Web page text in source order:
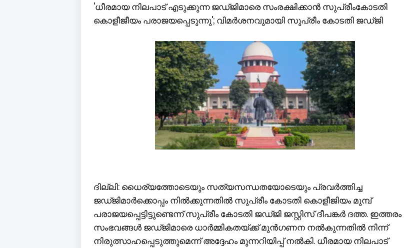
'ധീരമായ നിലപാട് എടുക്കുന്ന ജഡ്ജിമാരെ സംരക്ഷിക്കാൻ സുപ്രീംകോടതി
കൊളീജീയം പരാജയപ്പെടുന്നു'; വിമർശനവുമായി സുപ്രീം കോടതി ജഡ്ജി
ദില്ലി: ധൈര്യത്തോടെയും സത്യസന്ധതയോടെയും പ്രവർത്തിച്ച
ജഡ്ജിമാർക്കൊപ്പം നിൽക്കുന്നതിൽ സുപ്രീം കോടതി കൊളീജിയം മുമ്പ്
പരാജയപ്പെട്ടിട്ടുണ്ടെന്ന് സുപ്രീം കോടതി ജഡ്ജി ജസ്റ്റിസ് ദീപങ്കർ ദത്ത. ഇത്തരം
സംഭവങ്ങൾ ജഡ്ജിമാരെ ധാർമ്മികതയ്ക്ക് മുൻഗണന നൽകുന്നതിൽ നിന്ന്
നിരുത്സാഹപ്പെടുത്തുമെന്ന് അദ്ദേഹം മുന്നറിയിപ്പ് നൽകി. ധീരമായ നിലപാട്